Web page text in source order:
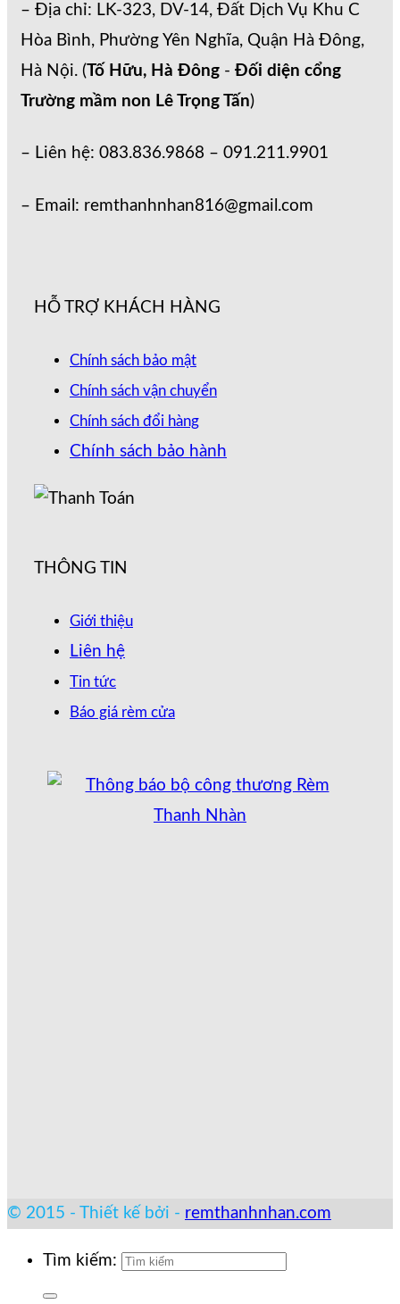
– Địa chỉ: LK-323, DV-14, Đất Dịch Vụ Khu C
Hòa Bình, Phường Yên Nghĩa, Quận Hà Đông,
Hà Nội. (Tố Hữu, Hà Đông - Đối diện cổng
Trường mầm non Lê Trọng Tấn)
– Liên hệ: 083.836.9868 – 091.211.9901
– Email: remthanhnhan816@gmail.com
HỖ TRỢ KHÁCH HÀNG
Chính sách bảo mật
Chính sách vận chuyển
Chính sách đổi hàng
Chính sách bảo hành
THÔNG TIN
Giới thiệu
Liên hệ
Tin tức
Báo giá rèm cửa
© 2015 - Thiết kế bởi - remthanhnhan.com
Tìm kiếm: